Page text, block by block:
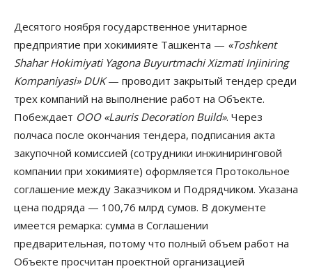
Десятого ноября государственное унитарное
предприятие при хокимияте Ташкента — «Toshkent
Shahar Hokimiyati Yagona Buyurtmachi Xizmati Injiniring
Kompaniyasi» DUK— проводит закрытый тендер среди
трех компаний на выполнение работ на Объекте.
Побеждает ООО «Lauris Decoration Build». Через
полчаса после окончания тендера, подписания акта
закупочной комиссией (сотрудники инжиниринговой
компании при хокимияте) оформляется Протокольное
соглашение между Заказчиком и Подрядчиком. Указана
цена подряда — 100,76 млрд сумов. В документе
имеется ремарка: сумма в Соглашении
предварительная, потому что полный объем работ на
Объекте просчитан проектной организацией